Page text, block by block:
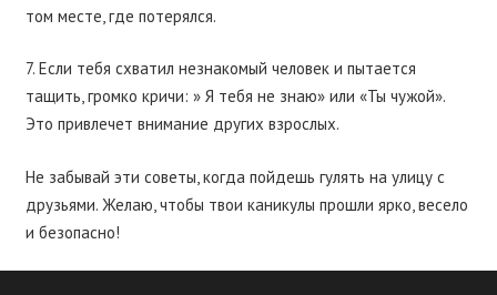
том месте, где потерялся.
7. Если тебя схватил незнакомый человек и пытается
тащить, громко кричи: » Я тебя не знаю» или «Ты чужой».
Это привлечет внимание других взрослых.
Не забывай эти советы, когда пойдешь гулять на улицу с
друзьями. Желаю, чтобы твои каникулы прошли ярко, весело
и безопасно!